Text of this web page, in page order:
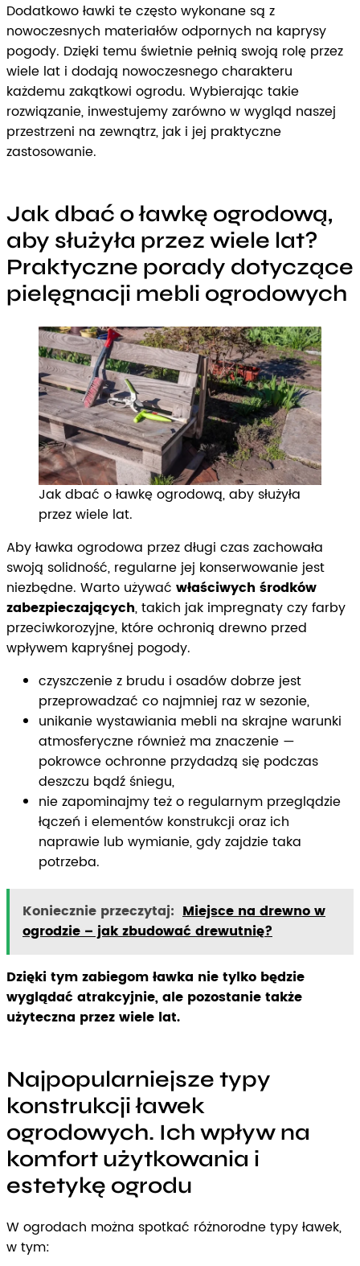
Dodatkowo ławki te często wykonane są z
nowoczesnych materiałów odpornych na kaprysy
pogody. Dzięki temu świetnie pełnią swoją rolę przez
wiele lat i dodają nowoczesnego charakteru
każdemu zakątkowi ogrodu. Wybierając takie
rozwiązanie, inwestujemy zarówno w wygląd naszej
przestrzeni na zewnątrz, jak i jej praktyczne
zastosowanie.
Jak dbać o ławkę ogrodową,
aby służyła przez wiele lat?
Praktyczne porady dotyczące
pielęgnacji mebli ogrodowych
Jak dbać o ławkę ogrodową, aby służyła
przez wiele lat.
Aby ławka ogrodowa przez długi czas zachowała
swoją solidność, regularne jej konserwowanie jest
niezbędne. Warto używać właściwych środków
zabezpieczających, takich jak impregnaty czy farby
przeciwkorozyjne, które ochronią drewno przed
wpływem kapryśnej pogody.
czyszczenie z brudu i osadów dobrze jest
przeprowadzać co najmniej raz w sezonie,
unikanie wystawiania mebli na skrajne warunki
atmosferyczne również ma znaczenie —
pokrowce ochronne przydadzą się podczas
deszczu bądź śniegu,
nie zapominajmy też o regularnym przeglądzie
łączeń i elementów konstrukcji oraz ich
naprawie lub wymianie, gdy zajdzie taka
potrzeba.
Koniecznie przeczytaj: Miejsce na drewno w
ogrodzie – jak zbudować drewutnię?
Dzięki tym zabiegom ławka nie tylko będzie
wyglądać atrakcyjnie, ale pozostanie także
użyteczna przez wiele lat.
Najpopularniejsze typy
konstrukcji ławek
ogrodowych. Ich wpływ na
komfort użytkowania i
estetykę ogrodu
W ogrodach można spotkać różnorodne typy ławek,
w tym: